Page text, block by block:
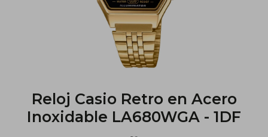
Reloj Casio Retro en Acero
Inoxidable LA680WGA - 1DF